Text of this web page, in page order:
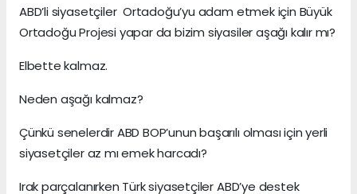
ABD’li siyasetçiler Ortadoğu’yu adam etmek için Büyük
Ortadoğu Projesi yapar da bizim siyasiler aşağı kalır mı?
Elbette kalmaz.
Neden aşağı kalmaz?
Çünkü senelerdir ABD BOP’unun başarılı olması için yerli
siyasetçiler az mı emek harcadı?
Irak parçalanırken Türk siyasetçiler ABD’ye destek